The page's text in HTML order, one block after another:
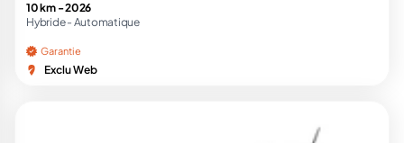
10 km -2026
Hybride - Automatique
Garantie
Exclu Web